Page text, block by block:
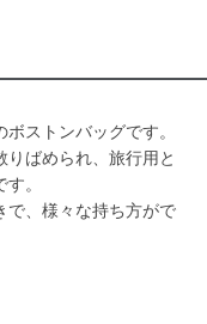
ストンバッグです。
ばめられ、旅行用と
。
で、様々な持ち方がで